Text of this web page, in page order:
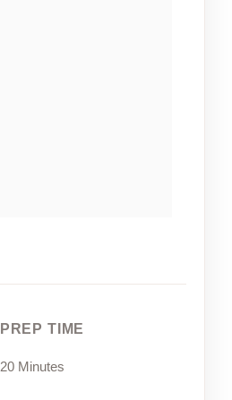
PREP TIME
20 Minutes